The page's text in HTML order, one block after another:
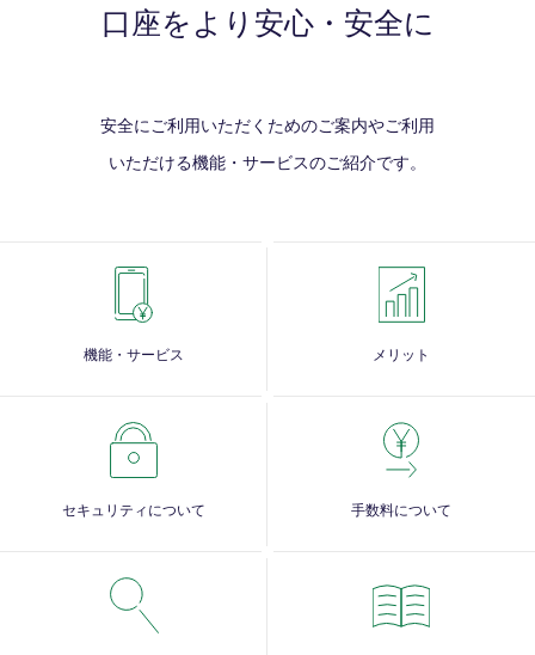
口座をより安心・安全に
安全にご利用いただくためのご案内やご利用
いただける機能・サービスのご紹介です。
機能・サービス メリット
セキュリティについて 手数料について